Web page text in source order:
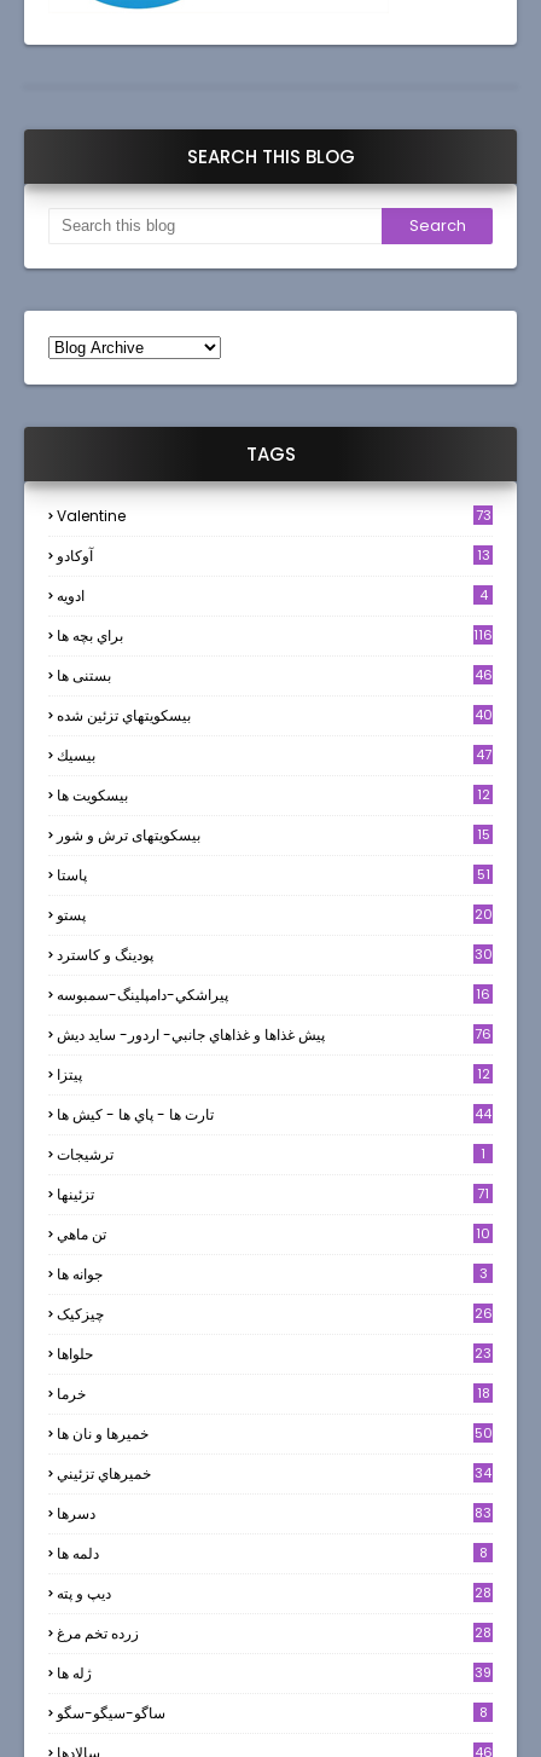
SEARCH THIS BLOG
TAGS
Valentine 73
آوکادو 13
ادويه 4
براي بچه ها 116
بستنی ها 46
بيسكويتهاي تزئين شده 40
بيسيك 47
بیسکویت ها
12
بیسکویتهای ترش و شور 15
پاستا 51
پستو 20
پودینگ و کاسترد 30
پيراشكي-دامپلينگ-سمبوسه 16
پيش غذاها و غذاهاي جانبي- اردور- سايد ديش 76
پیتزا 12
تارت ها - پاي ها - كيش ها 44
ترشيجات 1
تزئینها 71
تن ماهي 10
جوانه ها 3
چیزکیک 26
حلواها 23
خرما 18
خميرها و نان ها 50
خميرهاي تزئيني 34
دسرها 83
دلمه ها 8
ديپ و پته 28
زرده تخم مرغ 28
ژله ها 39
ساگو-سیگو-سگو 8
سالادها 46